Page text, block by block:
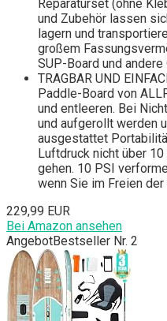
Reparaturset (ohne
und Zubehör lassen
lagern und
großem
SUP-Board und
TRAGBAR UND
Paddle-Board von
und entleeren. Bei
und aufgerollt werden
ausgestattet
Luftdruck nicht über
gehen. 10 PSI
wenn Sie im Freien
229,99 EUR
Bei Amazon ansehen
AngebotBestseller Nr. 2